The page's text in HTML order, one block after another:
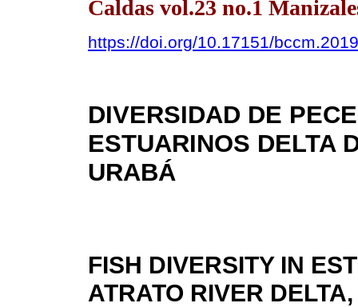
Caldas vol.23 no.1
https://doi.org/10.17151/
DIVERSIDAD DE
ESTUARINOS DELTA
URABÁ
FISH DIVERSITY IN
ATRATO RIVER